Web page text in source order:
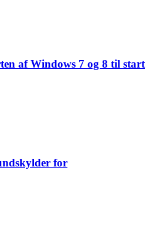
af ​​Windows 7 og 8 til start
for